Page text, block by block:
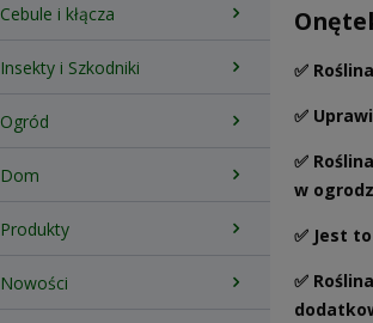
Cebule i kłącza
Insekty i Szkodniki
Ogród
Dom
Produkty
Nowości
✅
✅
✅
w
✅ Jest
✅